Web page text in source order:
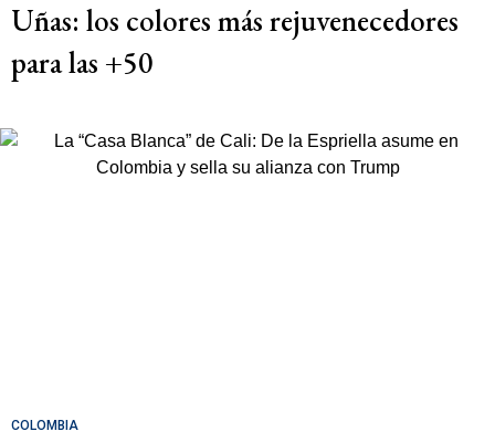
Uñas: los colores más rejuvenecedores
para las +50
COLOMBIA